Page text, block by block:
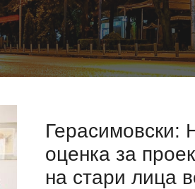
Герасимовски:
оценка за
на стари лица